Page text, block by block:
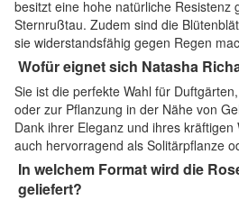
besitzt eine hohe natürliche Resistenz
Sternrußtau. Zudem sind die
sie widerstandsfähig gegen Regen
Wofür eignet sich Natasha
Sie ist die perfekte Wahl für
oder zur Pflanzung in der Nähe von
Dank ihrer Eleganz und ihres kräftigen
auch hervorragend als Solitärpflanze
In welchem Format wird die
geliefert?